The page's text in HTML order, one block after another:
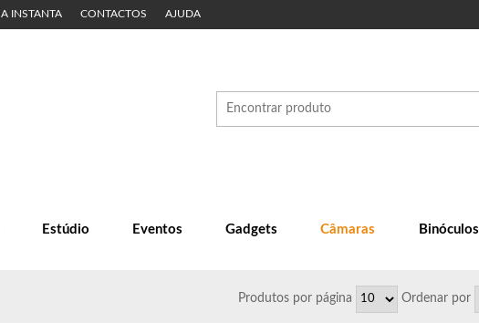
A INSTANTA CONTACTOS AJUDA
Estúdio Eventos Gadgets Câmaras Binóculos
Produtos por página Ordenar por